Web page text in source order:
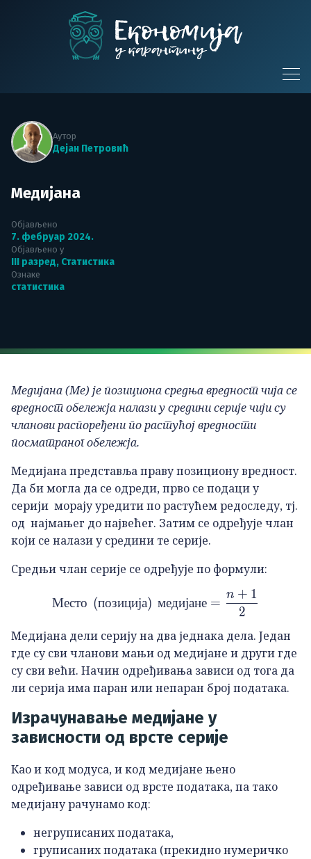
Аутор
Дејан Петровић
Медијана
Објављено
7. фебруар 2024.
Објављено у
III разред, Статистика
Ознаке
статистика
Медијана (Ме) је позициона средња вредност чија се
вредност обележја налази у средини серије чији су
чланови распоређени по растућој вредности
посматраног обележја.
Медијана представља праву позициону вредност.
Да би могла да се одреди, прво се подаци у
серији морају уредити по растућем редоследу, тј.
од најмањег до највећег. Затим се одређује члан
који се налази у средини те серије.
Средњи члан серије се одређује по формули:
Место\
Место (позиција) медијане =
2
n + 1
Медијана дели серију на два једнака дела. Један
где су сви чланови мањи од медијане и други где
су сви већи. Начин одређивања зависи од тога да
ли серија има паран или непаран број података.
Израчунавање медијане у
зависности од врсте серије
Као и код модуса, и код медијане њено
одређивање зависи од врсте података, па тако
медијану рачунамо код:
негруписаних података,
груписаних података (прекидно нумеричко